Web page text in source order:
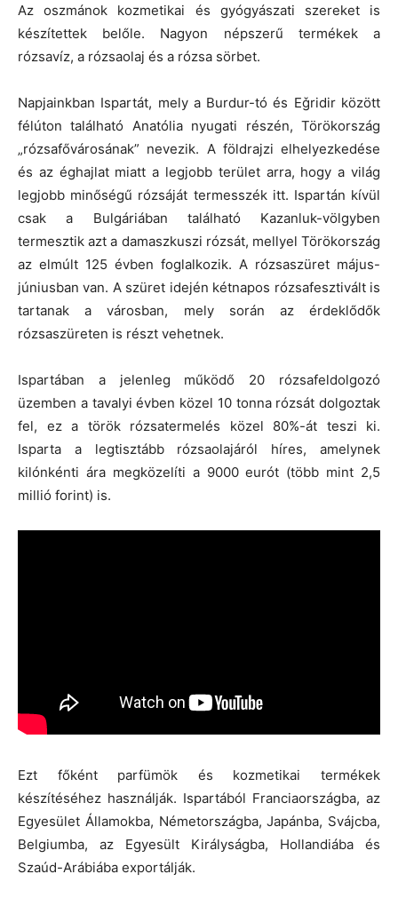
Az oszmánok kozmetikai és gyógyászati szereket is
készítettek belőle. Nagyon népszerű termékek a
rózsavíz, a rózsaolaj és a rózsa sörbet.
Napjainkban Ispartát, mely a Burdur-tó és Eǧridir között
félúton található Anatólia nyugati részén, Törökország
„rózsafővárosának” nevezik. A földrajzi elhelyezkedése
és az éghajlat miatt a legjobb terület arra, hogy a világ
legjobb minőségű rózsáját termesszék itt. Ispartán kívül
csak a Bulgáriában található Kazanluk-völgyben
termesztik azt a damaszkuszi rózsát, mellyel Törökország
az elmúlt 125 évben foglalkozik. A rózsaszüret május-
júniusban van. A szüret idején kétnapos rózsafesztivált is
tartanak a városban, mely során az érdeklődők
rózsaszüreten is részt vehetnek.
Ispartában a jelenleg működő 20 rózsafeldolgozó
üzemben a tavalyi évben közel 10 tonna rózsát dolgoztak
fel, ez a török rózsatermelés közel 80%-át teszi ki.
Isparta a legtisztább rózsaolajáról híres, amelynek
kilónkénti ára megközelíti a 9000 eurót (több mint 2,5
millió forint) is.
Ezt főként parfümök és kozmetikai termékek
készítéséhez használják. Ispartából Franciaországba, az
Egyesület Államokba, Németországba, Japánba, Svájcba,
Belgiumba, az Egyesült Királyságba, Hollandiába és
Szaúd-Arábiába exportálják.